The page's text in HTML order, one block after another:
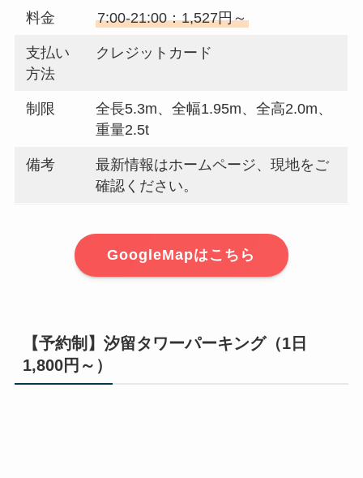
料金 7:00-21:00：1,527円～
支払い
方法
クレジットカード
制限
全長5.3m、全幅1.95m、全高2.0m、
重量2.5t
備考
最新情報はホームページ、現地をご
確認ください。
GoogleMapはこちら
【予約制】汐留タワーパーキング（1日
1,800円～）